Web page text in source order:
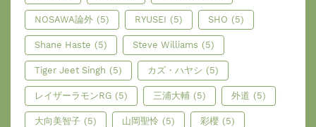
NOSAWA論外 (5) RYUSEI (5) SHO (5)
Shane Haste (5) Steve Williams (5)
Tiger Jeet Singh (5) カズ・ハヤシ (5)
レイザーラモンRG (5) 三浦大輔 (5) 外道 (5)
大向美智子 (5) 山岡聖怜 (5) 彩櫻 (5)